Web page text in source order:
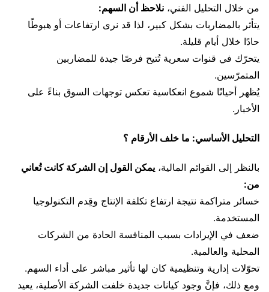
من خلال التحليل الفني، نلاحظ أن السهم:
يتأثر بالمضاربات بشكل كبير، لذا قد نرى ارتفاعات أو هبوطًا
حادًا خلال أيام قليلة.
يتحرّك في قنوات سعرية تُتيح فرصًا جيدة للمضاربين
المتمرّسين.
يُظهر أحيانًا شموع انعكاسية تعكس توجهات السوق بناءً على
الأخبار.
التحليل الأساسي: ما خلف الأرقام ؟
بالنظر إلى القوائم المالية، يمكن القول إن الشركة كانت تُعاني
من:
خسائر متراكمة نتيجة ارتفاع تكلفة الإنتاج وقِدم التكنولوجيا
المستخدمة.
ضعف في الإيرادات بسبب المنافسة الحادة من الشركات
المحلية والعالمية.
تحوّلات إدارية وتنظيمية كان لها تأثير مباشر على أداء السهم.
ومع ذلك، فإنَّ وجود كيانات جديدة خلفت الشركة الأصلية، يعيد